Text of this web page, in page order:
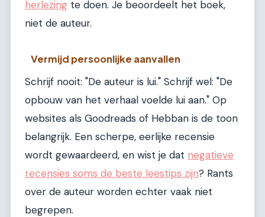
herlezing te doen. Je beoordeelt het boek,
niet de auteur.
Vermijd persoonlijke aanvallen
Schrijf nooit: "De auteur is lui." Schrijf wel: "De
opbouw van het verhaal voelde lui aan." Op
websites als Goodreads of Hebban is de toon
belangrijk. Een scherpe, eerlijke recensie
wordt gewaardeerd, en wist je dat negatieve
recensies soms de beste leestips zijn? Rants
over de auteur worden echter vaak niet
begrepen.